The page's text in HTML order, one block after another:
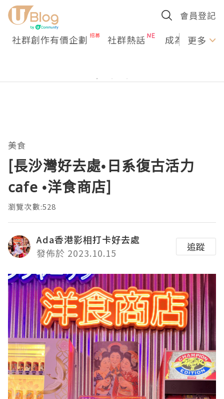
會員登記
社群創作有價企劃 社群熱話 成為U更多
美食
[長沙灣好去處•日系復古活力
cafe •洋食商店]
瀏覽次數:528
Ada香港影相打卡好去處
發佈於 2023.10.15
追蹤